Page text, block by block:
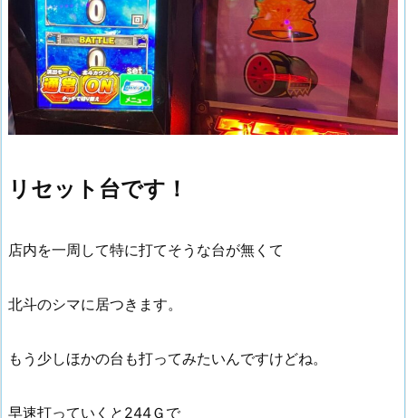
リセット台です！
店内を一周して特に打てそうな台が無くて
北斗のシマに居つきます。
もう少しほかの台も打ってみたいんですけどね。
早速打っていくと244Ｇで